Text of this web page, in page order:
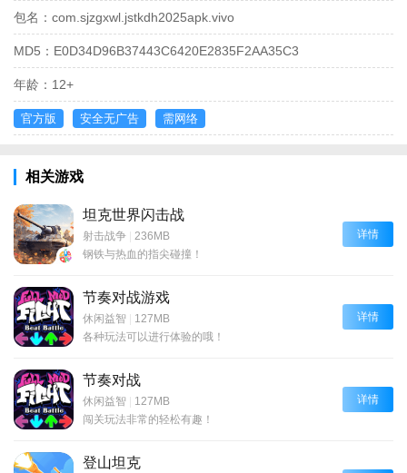
包名： com.sjzgxwl.jstkdh2025apk.vivo
MD5： E0D34D96B37443C6420E2835F2AA35C3
年龄： 12+
官方版 安全无广告 需网络
相关游戏
坦克世界闪击战
射击战争 | 236MB
钢铁与热血的指尖碰撞！
详情
节奏对战游戏
休闲益智 | 127MB
各种玩法可以进行体验的哦！
详情
节奏对战
休闲益智 | 127MB
闯关玩法非常的轻松有趣！
详情
登山坦克